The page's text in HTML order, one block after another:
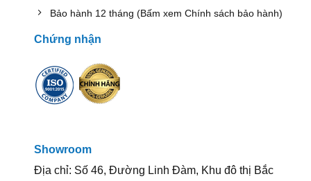
Bảo hành 12 tháng (Bấm xem Chính sách bảo hành)
Chứng nhận
Showroom
Địa chỉ: Số 46, Đường Linh Đàm, Khu đô thị Bắc